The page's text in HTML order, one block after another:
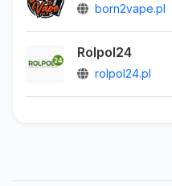
born2vape.pl
Rolpol24
rolpol24.pl